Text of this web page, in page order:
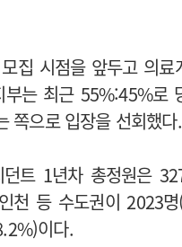
집 시점을 앞두고 의료
부는 최근 55%:45%로
쪽으로 입장을 선회했다.
트 1년차 총정원은
천 등 수도권이 2023
이다.